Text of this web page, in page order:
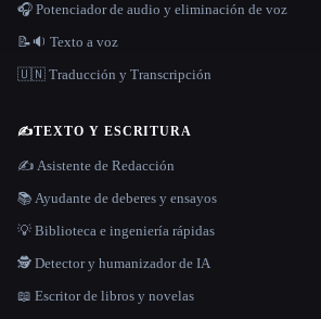
🎧 Potenciador de audio y eliminación de voz
📝🔉 Texto a voz
🇺🇳 Traducción y Transcripción
✍️TEXTO Y ESCRITURA
✍️ Asistente de Redacción
📚 Ayudante de deberes y ensayos
💡 Biblioteca e ingeniería rápidas
🕵️ Detector y humanizador de IA
📖 Escritor de libros y novelas